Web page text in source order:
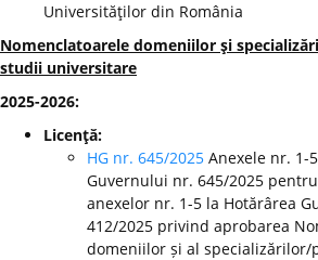
Universităţilor din România
Nomenclatoarele domeniilor şi
studii universitare
2025-2026:
Licenţă:
HG nr. 645/2025 Anexele nr. 1-
Guvernului nr. 645/2025
anexelor nr. 1-5 la Hotărârea
412/2025 privind aprobarea
domeniilor și al specializărilor/